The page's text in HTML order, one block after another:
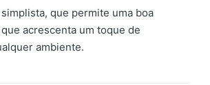
que permite uma boa
acrescenta um toque de
ambiente.